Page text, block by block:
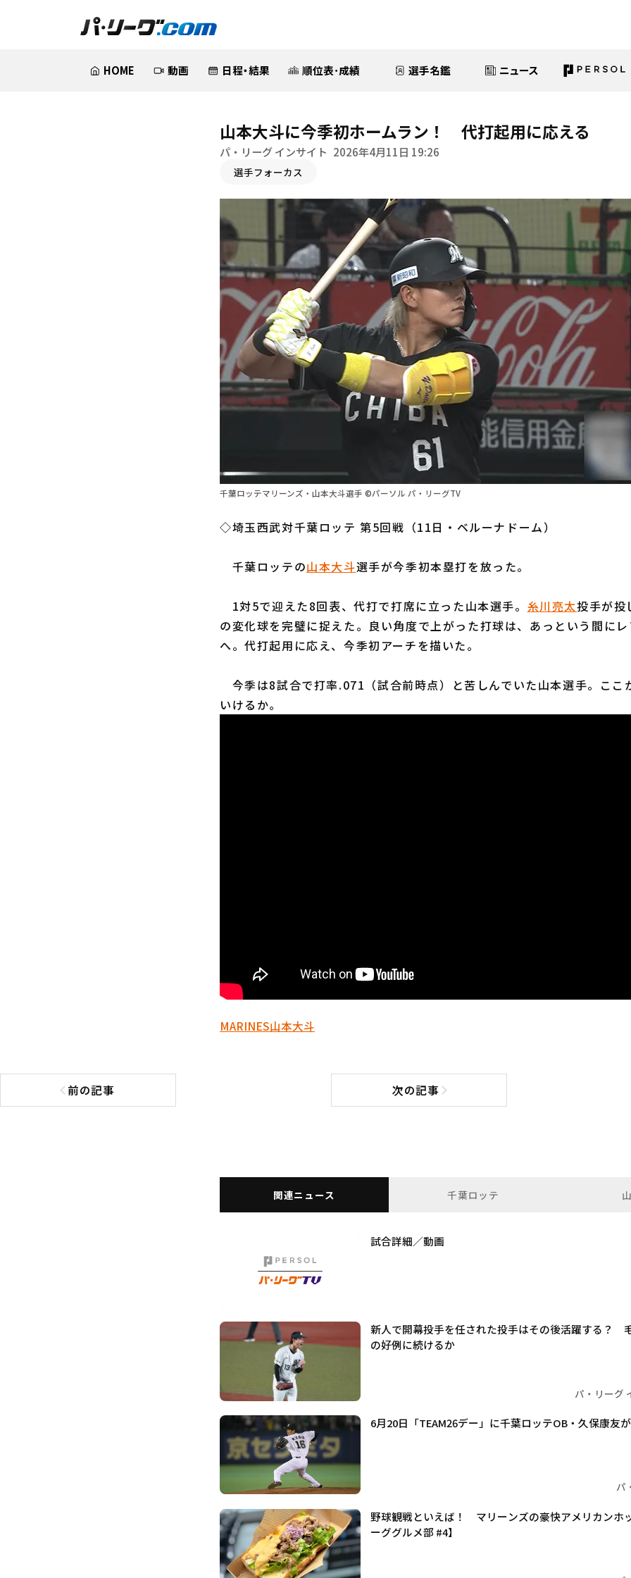
HOME 動画 日程・結果 順位表･成績 選手名鑑 ニュース
山本大斗に今季初ホームラン！ 代打起用に応える
パ・リーグ インサイト 2026年4月11日 19:26
選手フォーカス
千葉ロッテマリーンズ・山本大斗選手 ©パーソル パ・リーグTV
◇埼玉西武対千葉ロッテ 第5回戦（11日・ベルーナドーム）
千葉ロッテの山本大斗選手が今季初本塁打を放った。
1対5で迎えた8回表、代打で打席に立った山本選手。 糸川亮太投手が投
の変化球を完璧に捉えた。良い角度で上がった打球は、あっという間に
へ。代打起用に応え、今季初アーチを描いた。
今季は8試合で打率.071（試合前時点）と苦しんでいた山本選手。ここ
いけるか。
MARINES山本大斗
前の記事
前の記事へ 次の記事次の記事へ
関連ニュース 千葉ロッテ
試合詳細／動画
新人で開幕投手を任された投手はその後活躍する？
の好例に続けるか
パ・リーグ
6月20日「TEAM26デー」に千葉ロッテOB・久保康友
パ
野球観戦といえば！ マリーンズの豪快アメリカンホ
ーググルメ部 #4】